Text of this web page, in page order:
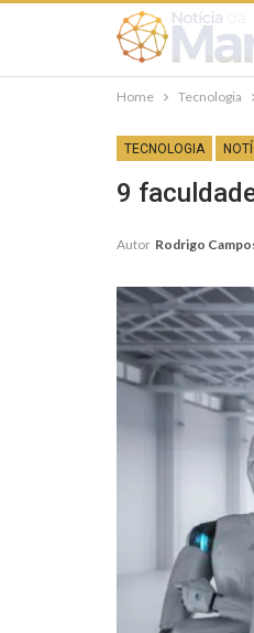
Home Tecnologia
TECNOLOGIA
9
Autor Rodrigo